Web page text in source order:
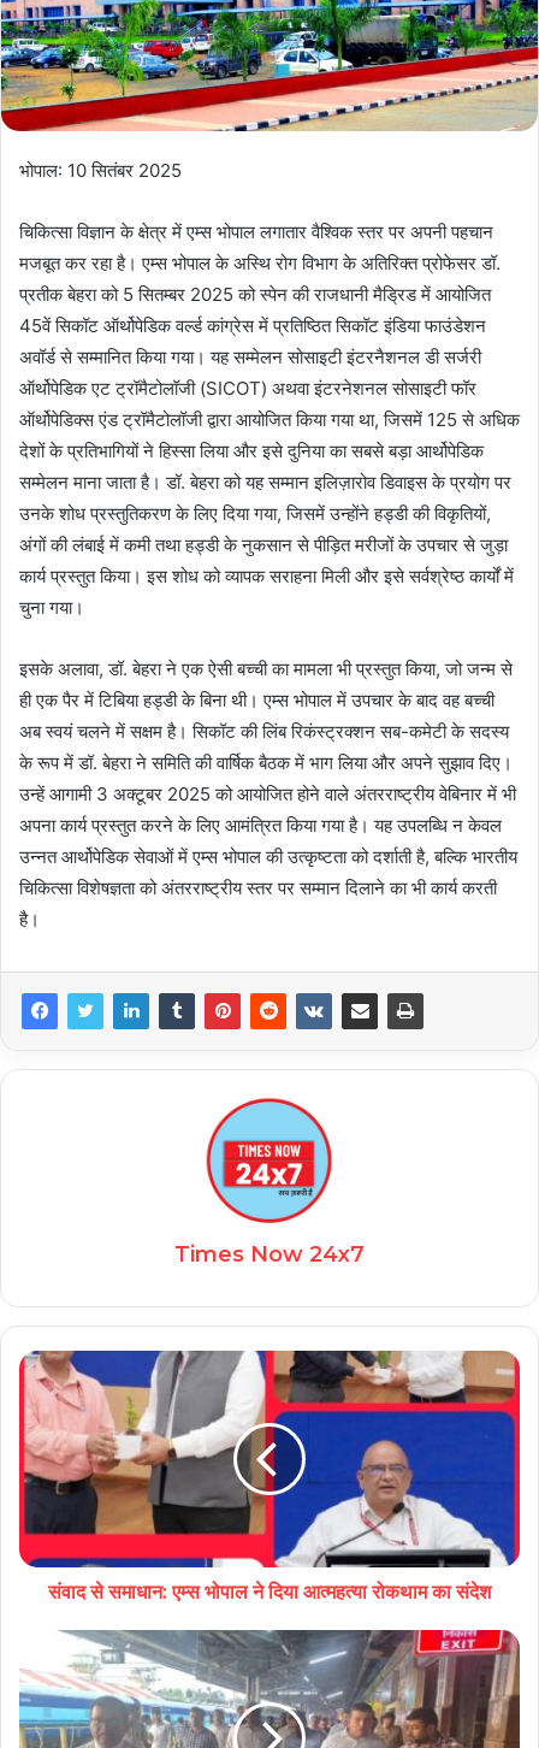
भोपाल: 10 सितंबर 2025
चिकित्सा विज्ञान के क्षेत्र में एम्स भोपाल लगातार वैश्विक स्तर पर अपनी पहचान
मजबूत कर रहा है। एम्स भोपाल के अस्थि रोग विभाग के अतिरिक्त प्रोफेसर डॉ.
प्रतीक बेहरा को 5 सितम्बर 2025 को स्पेन की राजधानी मैड्रिड में आयोजित
45वें सिकॉट ऑर्थोपेडिक वर्ल्ड कांग्रेस में प्रतिष्ठित सिकॉट इंडिया फाउंडेशन
अवॉर्ड से सम्मानित किया गया। यह सम्मेलन सोसाइटी इंटरनैशनल डी सर्जरी
ऑर्थोपेडिक एट ट्रॉमैटोलॉजी (SICOT) अथवा इंटरनेशनल सोसाइटी फॉर
ऑर्थोपेडिक्स एंड ट्रॉमैटोलॉजी द्वारा आयोजित किया गया था, जिसमें 125 से अधिक
देशों के प्रतिभागियों ने हिस्सा लिया और इसे दुनिया का सबसे बड़ा आर्थोपेडिक
सम्मेलन माना जाता है। डॉ. बेहरा को यह सम्मान इलिज़ारोव डिवाइस के प्रयोग पर
उनके शोध प्रस्तुतिकरण के लिए दिया गया, जिसमें उन्होंने हड्डी की विकृतियों,
अंगों की लंबाई में कमी तथा हड्डी के नुकसान से पीड़ित मरीजों के उपचार से जुड़ा
कार्य प्रस्तुत किया। इस शोध को व्यापक सराहना मिली और इसे सर्वश्रेष्ठ कार्यों में
चुना गया।
इसके अलावा, डॉ. बेहरा ने एक ऐसी बच्ची का मामला भी प्रस्तुत किया, जो जन्म से
ही एक पैर में टिबिया हड्डी के बिना थी। एम्स भोपाल में उपचार के बाद वह बच्ची
अब स्वयं चलने में सक्षम है। सिकॉट की लिंब रिकंस्ट्रक्शन सब-कमेटी के सदस्य
के रूप में डॉ. बेहरा ने समिति की वार्षिक बैठक में भाग लिया और अपने सुझाव दिए।
उन्हें आगामी 3 अक्टूबर 2025 को आयोजित होने वाले अंतरराष्ट्रीय वेबिनार में भी
अपना कार्य प्रस्तुत करने के लिए आमंत्रित किया गया है। यह उपलब्धि न केवल
उन्नत आर्थोपेडिक सेवाओं में एम्स भोपाल की उत्कृष्टता को दर्शाती है, बल्कि भारतीय
चिकित्सा विशेषज्ञता को अंतरराष्ट्रीय स्तर पर सम्मान दिलाने का भी कार्य करती
है।
Times Now 24x7
संवाद से समाधान: एम्स भोपाल ने दिया आत्महत्या रोकथाम का संदेश